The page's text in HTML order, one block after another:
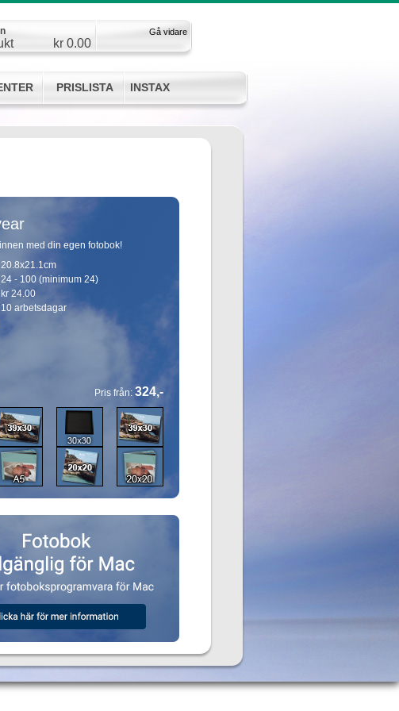
kr 0.00
Gå vidare
PRISLISTA INSTAX
med din egen fotobok!
20.8x21.1cm
24 - 100 (minimum 24)
kr 24.00
10 arbetsdagar
Pris från: 324,-